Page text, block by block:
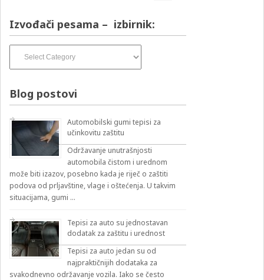
Izvođači pesama – izbirnik:
pesama
Blog postovi
Automobilski gumi tepisi za
učinkovitu zaštitu
Održavanje unutrašnjosti
automobila čistom i urednom
može biti izazov, posebno kada je riječ o zaštiti
podova od prljavštine, vlage i oštećenja. U takvim
situacijama, gumi …
Tepisi za auto su jednostavan
dodatak za zaštitu i urednost
Tepisi za auto jedan su od
najpraktičnijih dodataka za
svakodnevno održavanje vozila. Iako se često